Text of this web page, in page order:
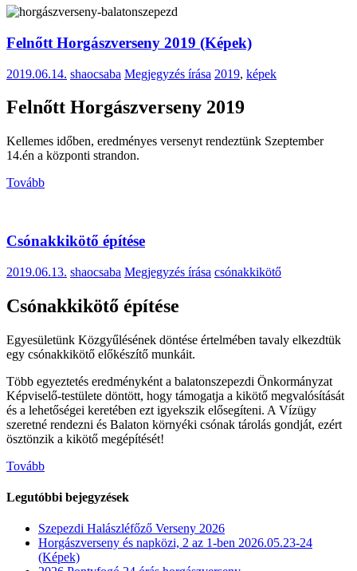
Felnőtt Horgászverseny 2019 (Képek)
2019.06.14. shaocsaba Megjegyzés írása 2019, képek
Felnőtt Horgászverseny 2019
Kellemes időben, eredményes versenyt rendeztünk Szeptember
14.én a központi strandon.
Tovább
Csónakkikötő építése
2019.06.13. shaocsaba Megjegyzés írása csónakkikötő
Csónakkikötő építése
Egyesületünk Közgyűlésének döntése értelmében tavaly elkezdtük
egy csónakkikötő előkészítő munkáit.
Több egyeztetés eredményként a balatonszepezdi Önkormányzat
Képviselő-testülete döntött, hogy támogatja a kikötő megvalósítását
és a lehetőségei keretében ezt igyekszik elősegíteni. A Vízügy
szeretné rendezni és Balaton környéki csónak tárolás gondját, ezért
ösztönzik a kikötő megépítését!
Tovább
Legutóbbi bejegyzések
Szepezdi Halászléfőző Verseny 2026
Horgászverseny és napközi, 2 az 1-ben 2026.05.23-24
(Képek)